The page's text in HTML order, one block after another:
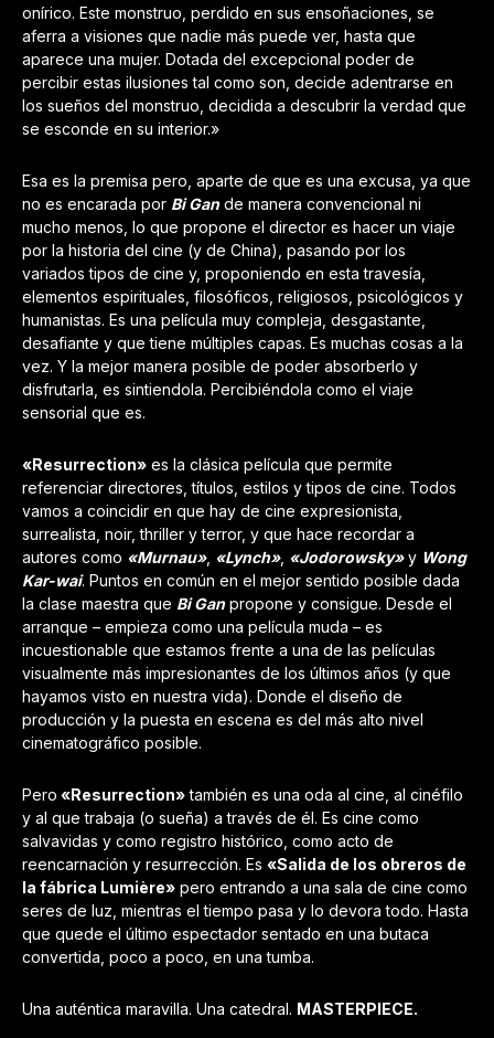
onírico. Este monstruo, perdido en sus ensoñaciones, se
aferra a visiones que nadie más puede ver, hasta que
aparece una mujer. Dotada del excepcional poder de
percibir estas ilusiones tal como son, decide adentrarse en
los sueños del monstruo, decidida a descubrir la verdad que
se esconde en su interior.»
Esa es la premisa pero, aparte de que es una excusa, ya que
no es encarada por Bi Gande manera convencional ni
mucho menos, lo que propone el director es hacer un viaje
por la historia del cine (y de China), pasando por los
variados tipos de cine y, proponiendo en esta travesía,
elementos espirituales, filosóficos, religiosos, psicológicos y
humanistas. Es una película muy compleja, desgastante,
desafiante y que tiene múltiples capas. Es muchas cosas a la
vez. Y la mejor manera posible de poder absorberlo y
disfrutarla, es sintiendola. Percibiéndola como el viaje
sensorial que es.
«Resurrection» es la clásica película que permite
referenciar directores, títulos, estilos y tipos de cine. Todos
vamos a coincidir en que hay de cine expresionista,
surrealista, noir, thriller y terror, y que hace recordar a
autores como «Murnau», «Lynch», «Jodorowsky»y Wong
Kar-wai. Puntos en común en el mejor sentido posible dada
la clase maestra que Bi Ganpropone y consigue. Desde el
arranque – empieza como una película muda – es
incuestionable que estamos frente a una de las películas
visualmente más impresionantes de los últimos años (y que
hayamos visto en nuestra vida). Donde el diseño de
producción y la puesta en escena es del más alto nivel
cinematográfico posible.
Pero «Resurrection»también es una oda al cine, al cinéfilo
y al que trabaja (o sueña) a través de él. Es cine como
salvavidas y como registro histórico, como acto de
reencarnación y resurrección. Es «Salida de los obreros de
la fábrica Lumière» pero entrando a una sala de cine como
seres de luz, mientras el tiempo pasa y lo devora todo. Hasta
que quede el último espectador sentado en una butaca
convertida, poco a poco, en una tumba.
Una auténtica maravilla. Una catedral. MASTERPIECE.